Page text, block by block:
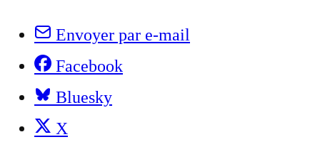
Envoyer par e-mail
Facebook
Bluesky
X